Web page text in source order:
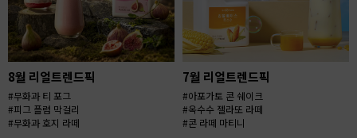
8월 리얼트렌드픽
#무화과 티 포그
#피그 플럼 막걸리
#무화과 호지 라떼
7월 리얼트렌드픽
#아포가토 콘 쉐이크
#옥수수 젤라또 라떼
#콘 라떼 마티니